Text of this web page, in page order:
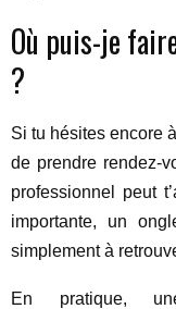
Où puis-je
?
Si tu hésites encore
de prendre rendez-
professionnel peut
importante, un
simplement à
En pratique,